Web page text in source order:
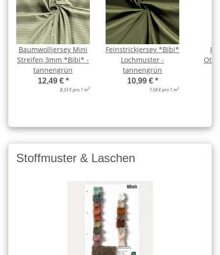
Baumwolljersey Mini
Streifen 3mm *Bibi* -
tannengrün
12,49 € *
8,33 € pro 1 m2
Feinstrickjersey *Bibi*
Lochmuster -
tannengrün
10,99 € *
7,58 € pro 1 m2
Stoffmuster & Laschen